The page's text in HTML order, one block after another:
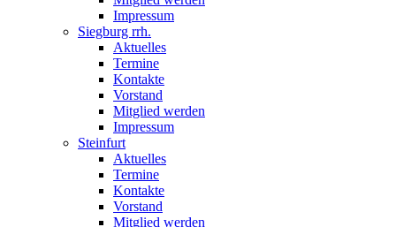
Impressum
Siegburg rrh.
Aktuelles
Termine
Kontakte
Vorstand
Mitglied werden
Impressum
Steinfurt
Aktuelles
Termine
Kontakte
Vorstand
Mitglied werden